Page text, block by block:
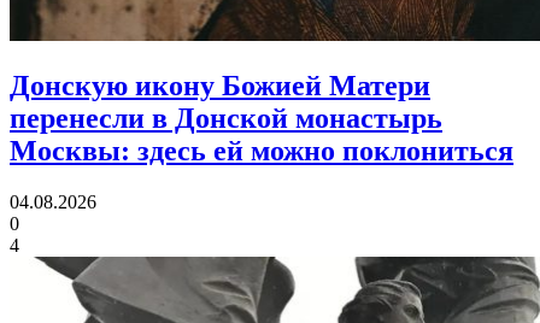
Донскую икону Божией Матери
перенесли в Донской монастырь
Москвы: здесь ей можно поклониться
04.08.2026
0
4